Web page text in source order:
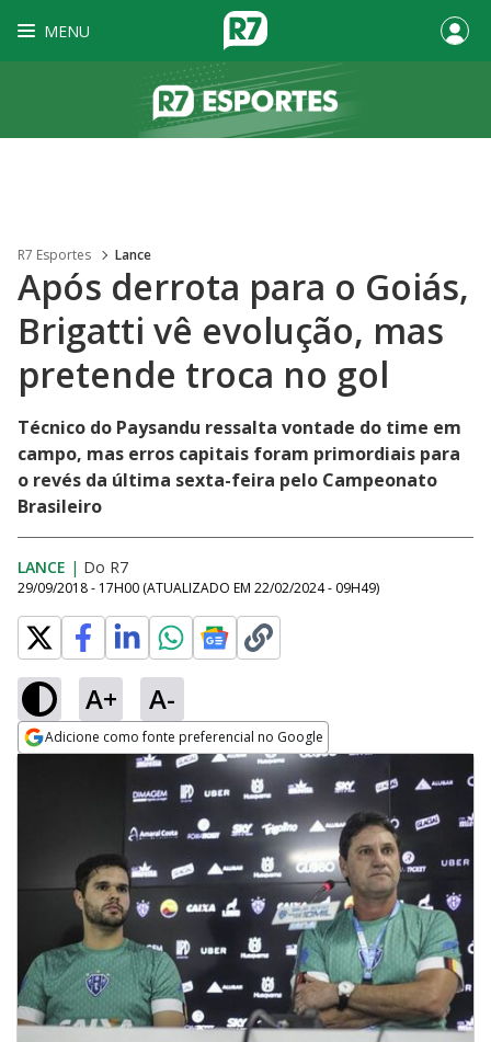
MENU
R7 Esportes Lance
Após derrota para o Goiás,
Brigatti vê evolução, mas
pretende troca no gol
Técnico do Paysandu ressalta vontade do time em
campo, mas erros capitais foram primordiais para
o revés da última sexta-feira pelo Campeonato
Brasileiro
LANCE | Do R7
29/09/2018 - 17H00 (ATUALIZADO EM 22/02/2024 - 09H49)
A+ A-
Adicione como fonte preferencial no Google
Opens in new window